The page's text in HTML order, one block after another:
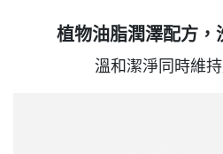
植物油脂潤澤配方，
溫和潔淨同時維